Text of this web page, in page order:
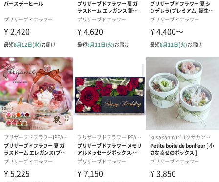
ダンボール装飾（ひま
わり）（720円）
ダンボール装飾（チュ
ーリップ）（720円）
ダンボール装
イトピンク×
ト）（580円）
紙袋
お渡し用の紙袋です。
商品に合わせたサイズをお届けします。